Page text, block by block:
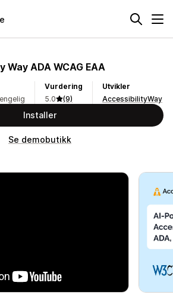
Way ADA WCAG EAA
Vurdering
5.0
(9)
Utvikler
AccessibilityWay
Installer
Se demobutikk